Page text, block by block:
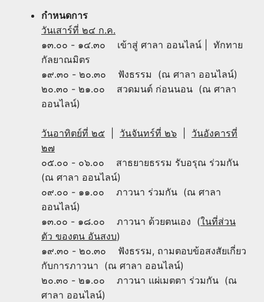
กำหนดการ
วันเสาร์ที่ ๒๔ ก.ค.
๑๓.๐๐ - ๑๔.๓๐ เข้าสู่ ศาลา ออนไลน์ | ทักทาย
กัลยาณมิตร
๑๙.๓๐ - ๒๐.๓๐ ฟังธรรม (ณ ศาลา ออนไลน์)
๒๐.๓๐ - ๒๑.๐๐ สวดมนต์ ก่อนนอน (ณ ศาลา
ออนไลน์)
วันอาทิตย์ที่ ๒๕ วันจันทร์ที่ ๒๖
วันอังคารที่
๒๗
๐๕.๐๐ - ๐๖.๐๐ สาธยายธรรม รับอรุณ ร่วมกัน
(ณ ศาลา ออนไลน์)
๐๙.๐๐ - ๑๑.๐๐ ภาวนา ร่วมกัน (ณ ศาลา
ออนไลน์)
๑๓.๐๐ - ๑๘.๐๐ ภาวนา ด้วยตนเอง (ในที่ส่วน
ตัว ของตน อันสงบ)
๑๙.๓๐ - ๒๐.๓๐ ฟังธรรม, ถามตอบข้อสงสัยเกี่ยว
กับการภาวนา (ณ ศาลา ออนไลน์)
๒๐.๓๐ - ๒๑.๐๐ ภาวนา แผ่เมตตา ร่วมกัน (ณ
ศาลา ออนไลน์)